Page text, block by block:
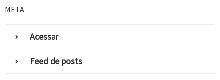
META
Acessar
Feed de posts